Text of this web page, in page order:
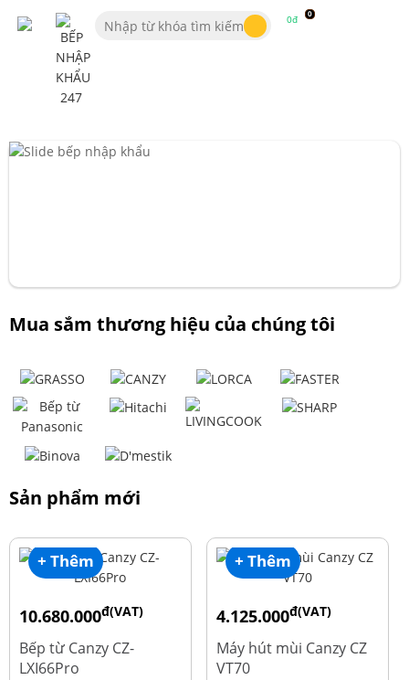
0
0đ
Mua sắm thương hiệu của chúng tôi
Sản phẩm mới
+ Thêm
10.680.000đ(VAT)
15.980.000
Bếp từ Canzy CZ-
LXI66Pro
+ Thêm
4.125.000đ(VAT)
8.500.000
Máy hút mùi Canzy CZ
VT70